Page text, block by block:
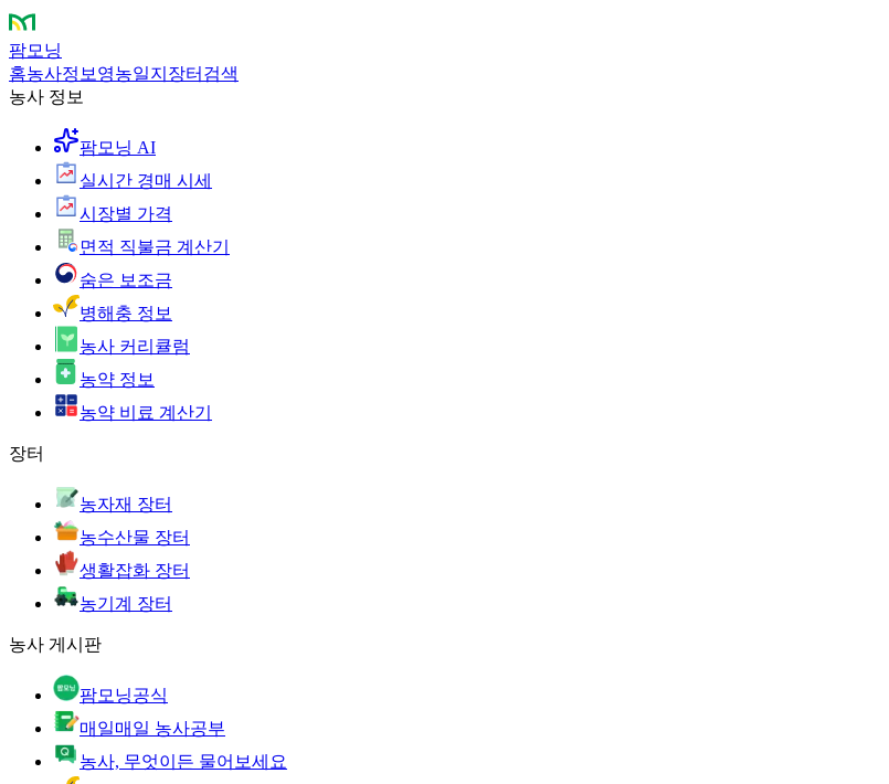
팜모닝
홈농사정보 영농일지 장터 검색
농사 정보
팜모닝 AI
실시간 경매 시세
시장별 가격
면적 직불금 계산기
숨은 보조금
병해충 정보
농사 커리큘럼
농약 정보
농약 비료 계산기
장터
농자재 장터
농수산물 장터
생활잡화 장터
농기계 장터
농사 게시판
팜모닝공식
매일매일 농사공부
농사, 무엇이든 물어보세요